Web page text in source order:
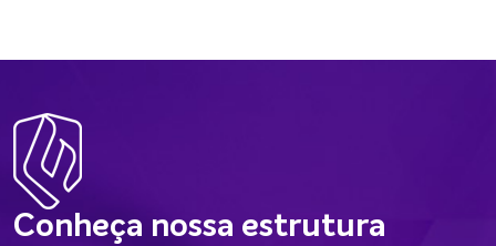
Conheça nossa estrutura